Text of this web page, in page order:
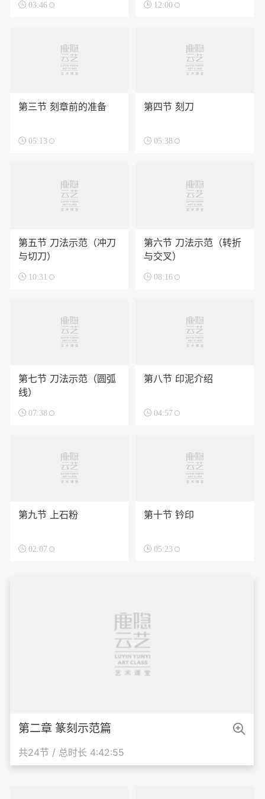
 03:46  12:00
第三节 刻章前的准备
 05:13
第四节 刻刀
 05:38
第五节 刀法示范（冲刀
与切刀）
 10:31
第六节 刀法示范（转折
与交叉）
 08:16
第七节 刀法示范（圆弧
线）
 07:38
第八节 印泥介绍
 04:57
第九节 上石粉
 02:07
第十节 钤印
 05:23
第二章 篆刻示范篇
共24节 / 总时长 4:42:55
